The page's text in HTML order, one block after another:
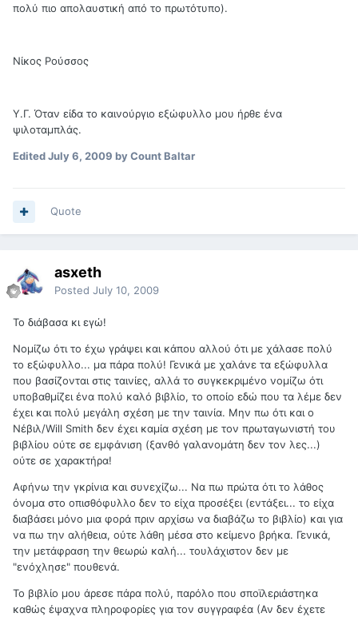
πολύ πιο απολαυστική από το πρωτότυπο).
Νίκος Ρούσσος
Υ.Γ. Όταν είδα το καινούργιο εξώφυλλο μου ήρθε ένα
ψιλοταμπλάς.
EditedJuly 6, 2009 by Count Baltar
Quote
asxeth
Posted July 10, 2009
Το διάβασα κι εγώ!
Νομίζω ότι το έχω γράψει και κάπου αλλού ότι με χάλασε πολύ
το εξώφυλλο... μα πάρα πολύ! Γενικά με χαλάνε τα εξώφυλλα
που βασίζονται στις ταινίες, αλλά το συγκεκριμένο νομίζω ότι
υποβαθμίζει ένα πολύ καλό βιβλίο, το οποίο εδώ που τα λέμε δεν
έχει και πολύ μεγάλη σχέση με την ταινία. Μην πω ότι και ο
Νέβιλ/Will Smith δεν έχει καμία σχέση με τον πρωταγωνιστή του
βιβλίου ούτε σε εμφάνιση (ξανθό γαλανομάτη δεν τον λες...)
ούτε σε χαρακτήρα!
Αφήνω την γκρίνια και συνεχίζω... Να πω πρώτα ότι το λάθος
όνομα στο οπισθόφυλλο δεν το είχα προσέξει (εντάξει... το είχα
διαβάσει μόνο μια φορά πριν αρχίσω να διαβάζω το βιβλίο) και για
να πω την αλήθεια, ούτε λάθη μέσα στο κείμενο βρήκα. Γενικά,
την μετάφραση την θεωρώ καλή... τουλάχιστον δεν με
"ενόχλησε" πουθενά.
Το βιβλίο μου άρεσε πάρα πολύ, παρόλο που σποϊλεριάστηκα
καθώς έψαχνα πληροφορίες για τον συγγραφέα (Αν δεν έχετε